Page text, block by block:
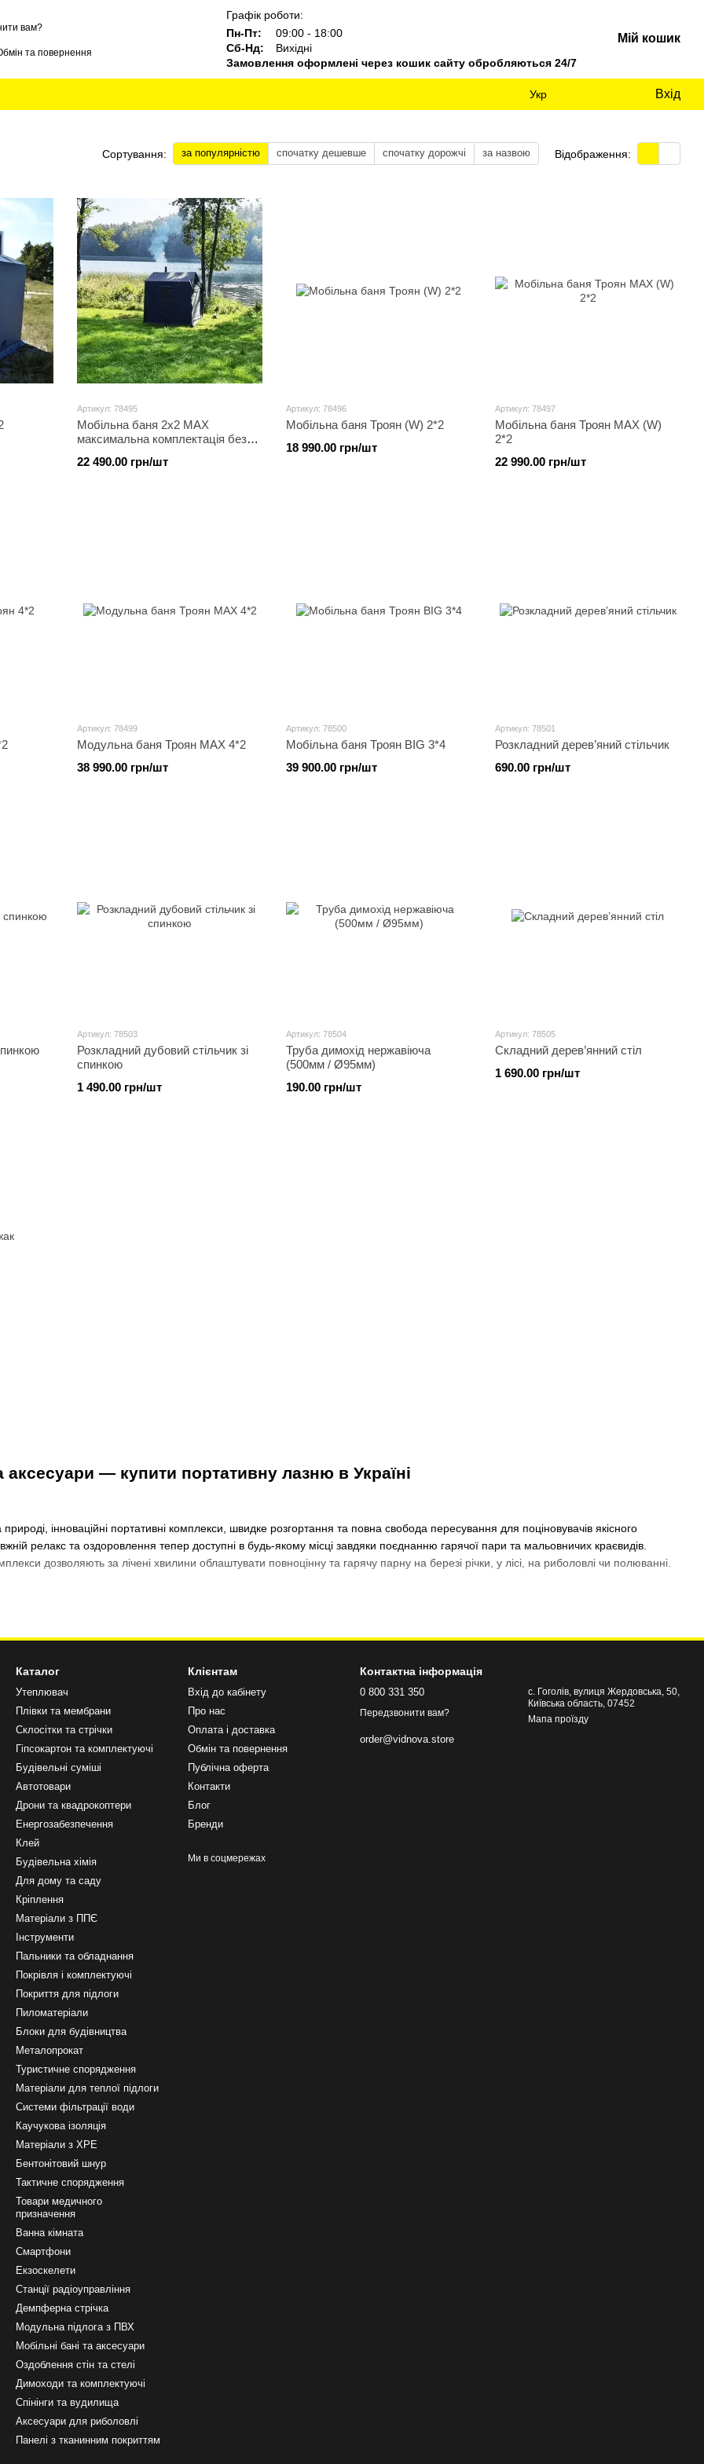
вам?
та повернення
Графік роботи:
Пн-Пт:
09:00 - 18:00
Сб-Нд:
Вихідні
Замовлення оформлені через кошик сайту обробляються 24/7
Мій кошик
Укр Вхід
Сортування: за популярністю спочатку дешевше спочатку дорожчі за назвою Відображення:
аксесуари — купити портативну лазню в Україні
інноваційні портативні комплекси, швидке розгортання та повна свобода пересування для поціновувачів якісного
релакс та оздоровлення тепер доступні в будь-якому місці завдяки поєднанню гарячої пари та мальовничих краєвидів.
дозволяють за лічені хвилини облаштувати повноцінну та гарячу парну на березі річки, у лісі, на риболовлі чи полюванні.
палатки:
виготовлені з багатошарових вогнетривких тканин Oxford, які надійно захищають від опадів, утримують жар навіть у
оброблення під димохід.
печі:міцні дров'яні печі з нержавіючої сталі, які миттєво прогрівають намет до 80–100°C і можуть комплектуватися вбудованими
та меблі:у каталозі зібрані термостійкі розкладні полиці, захисні килимки, банні шапки, цебри, ковші та спеціальні камені для
мобільність:
в компактні транспортувальні чохли.
використання:
бань та аксесуарів з нашого складу по всій Україні
обладнання для активного відпочинку в інтернет-магазині Vidnova за найвигіднішими цінами на ринку. Забезпечуємо
Поштою у Київ, Харків, Одесу, Дніпро, Львів та всі інші міста України.
Артикул: 78495
Мобільна баня 2х2 MAX
максимальна комплектація без
22 490.00 грн/шт
Артикул: 78496
Мобільна баня Троян (W) 2*2
18 990.00 грн/шт
Артикул: 78497
Мобільна баня Троян MAX (W)
2*2
22 990.00 грн/шт
Артикул: 78499
Модульна баня Троян MAX 4*2
38 990.00 грн/шт
Артикул: 78500
Мобільна баня Троян BIG 3*4
39 900.00 грн/шт
Артикул: 78501
Розкладний дерев’яний стільчик
690.00 грн/шт
Артикул: 78503
Розкладний дубовий стільчик зі
спинкою
1 490.00 грн/шт
Артикул: 78504
Труба димохід нержавіюча
(500мм / Ø95мм)
190.00 грн/шт
Артикул: 78505
Складний дерев’янний стіл
1 690.00 грн/шт
Каталог
Утеплювач
Плівки та мембрани
Склосітки та стрічки
Гіпсокартон та комплектуючі
Будівельні суміші
Автотовари
Дрони та квадрокоптери
Енергозабезпечення
Клей
Будівельна хімія
Для дому та саду
Кріплення
Матеріали з ППЄ
Інструменти
Пальники та обладнання
Покрівля і комплектуючі
Покриття для підлоги
Пиломатеріали
Блоки для будівництва
Металопрокат
Туристичне спорядження
Матеріали для теплої підлоги
Системи фільтрації води
Каучукова ізоляція
Матеріали з ХРЕ
Бентонітовий шнур
Тактичне спорядження
Товари медичного
призначення
Ванна кімната
Смартфони
Екзоскелети
Станції радіоуправління
Демпферна стрічка
Модульна підлога з ПВХ
Мобільні бані та аксесуари
Оздоблення стін та стелі
Димоходи та комплектуючі
Спінінги та вудилища
Аксесуари для риболовлі
Панелі з тканинним покриттям
Клієнтам
Вхід до кабінету
Про нас
Оплата і доставка
Обмін та повернення
Публічна оферта
Контакти
Блог
Бренди
Ми в соцмережах
Контактна інформація
0 800 331 350
Передзвонити вам?
order@vidnova.store
с. Гоголів, вулиця Жердовська, 50,
Київська область, 07452
Мапа проїзду